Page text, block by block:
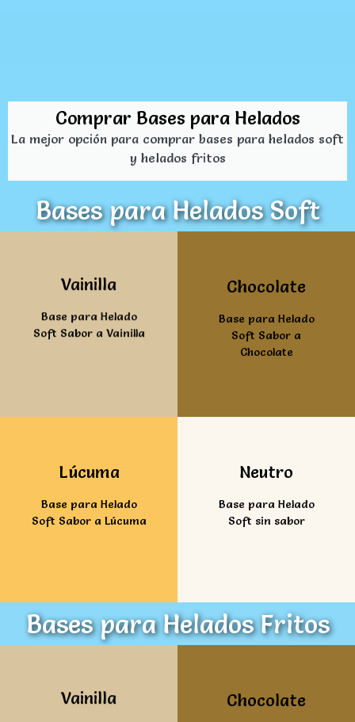
Comprar Bases para Helados
La mejor opción para comprar bases para helados soft
y helados fritos
Bases para Helados Soft
Vainilla
Base para Helado
Soft Sabor a Vainilla
Ver mas Chocolate
Base para Helado
Soft Sabor a
Chocolate
Lúcuma
Base para Helado
Soft Sabor a Lúcuma
Neutro
Base para Helado
Soft sin sabor
Bases para Helados Fritos
Vainilla
Ver mas Chocolate